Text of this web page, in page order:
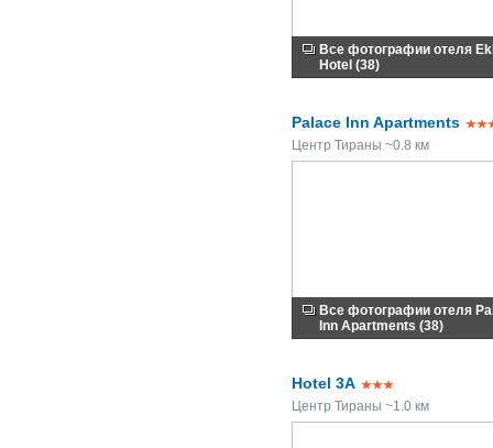
Все фотографии отеля
Hotel (38)
Palace Inn Apartments
Центр Тираны ~0.8 км
Все фотографии отеля
Inn Apartments (38)
Hotel 3A
Центр Тираны ~1.0 км